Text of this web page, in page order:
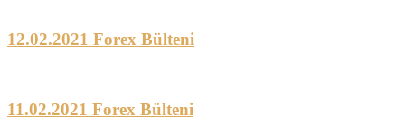
12.02.2021 Forex Bülteni
11.02.2021 Forex Bülteni